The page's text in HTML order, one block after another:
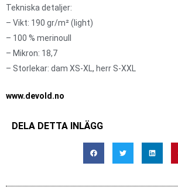
Tekniska detaljer:
– Vikt: 190 gr/m² (light)
– 100 % merinoull
– Mikron: 18,7
– Storlekar: dam XS-XL, herr S-XXL
www.devold.no
DELA DETTA INLÄGG